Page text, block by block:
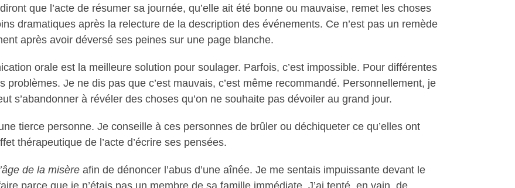
que l’acte de résumer sa journée, qu’elle ait été bonne ou mauvaise, remet les choses
dramatiques après la relecture de la description des événements. Ce n’est pas un remède
après avoir déversé ses peines sur une page blanche.
orale est la meilleure solution pour soulager. Parfois, c’est impossible. Pour différentes
problèmes. Je ne dis pas que c’est mauvais, c’est même recommandé. Personnellement, je
s’abandonner à révéler des choses qu’on ne souhaite pas dévoiler au grand jour.
tierce personne. Je conseille à ces personnes de brûler ou déchiqueter ce qu’elles ont
thérapeutique de l’acte d’écrire ses pensées.
de la misèreafin de dénoncer l’abus d’une aînée. Je me sentais impuissante devant le
parce que je n’étais pas un membre de sa famille immédiate. J’ai tenté, en vain, de